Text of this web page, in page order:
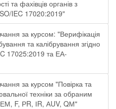
та фахівців органів з
IEC 17020:2019"
за курсом: "Верифікація
та калібрування згідно
17025:2019 та ЕА-
за курсом "Повірка та
техніки за обраним
F, РR, ІR, АUV, QМ"